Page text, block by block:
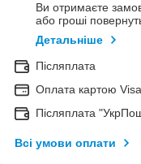
Ви отримаєте
або гроші
Детальніше
Післяплата
Оплата картою
Післяплата
Всі умови оплати